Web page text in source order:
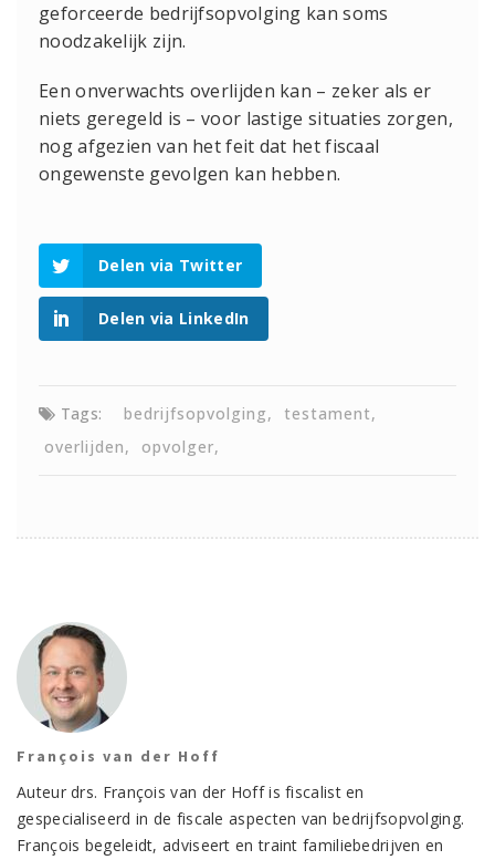
geforceerde bedrijfsopvolging kan soms
noodzakelijk zijn.
Een onverwachts overlijden kan – zeker als er
niets geregeld is – voor lastige situaties zorgen,
nog afgezien van het feit dat het fiscaal
ongewenste gevolgen kan hebben.
Delen via Twitter
Delen via LinkedIn
Tags: bedrijfsopvolging
testament
overlijden
opvolger
François van der Hoff
Auteur drs. François van der Hoff is fiscalist en
gespecialiseerd in de fiscale aspecten van bedrijfsopvolging.
François begeleidt, adviseert en traint familiebedrijven en